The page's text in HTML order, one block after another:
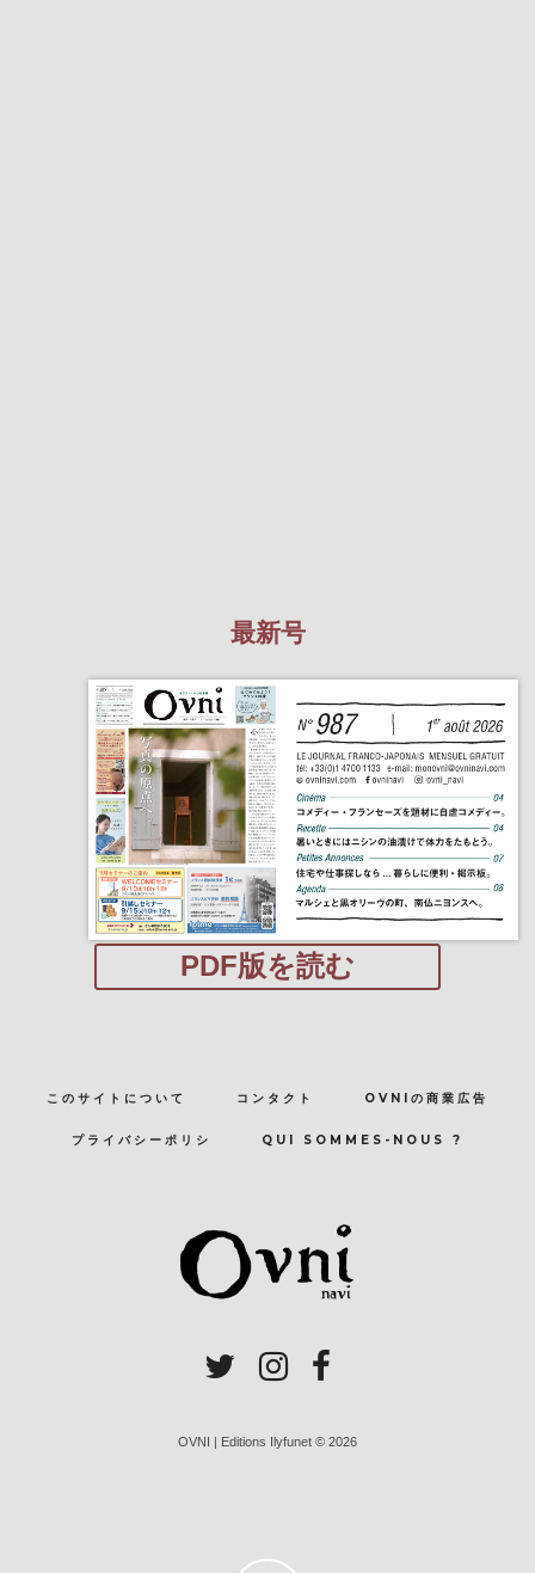
最新号
PDF版を読む
このサイトについて コンタクト OVNIの商業広告
プライバシーポリシ QUI SOMMES-NOUS ?
OVNI | Editions Ilyfunet © 2026